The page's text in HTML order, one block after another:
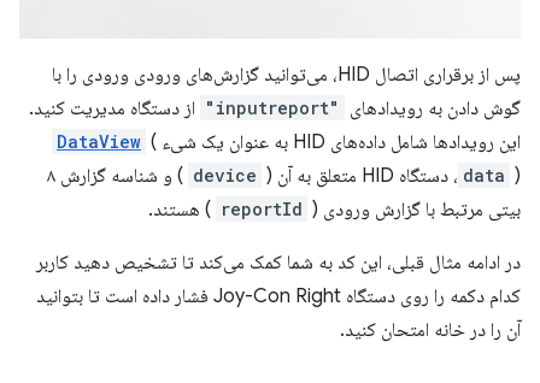
پس از برقراری اتصال HID، می‌توانید گزارش‌های ورودی ورودی را با
گوش دادن به رویدادهای
"inputreport"
از دستگاه مدیریت کنید.
این رویدادها شامل داده‌های HID به عنوان یک شیء
DataView (
data )، دستگاه HID متعلق به آن ( device
) و شناسه گزارش ۸
بیتی مرتبط با گزارش ورودی ( reportId ) هستند.
در ادامه مثال قبلی، این کد به شما کمک می‌کند تا تشخیص دهید کاربر
کدام دکمه را روی دستگاه Joy-Con Right فشار داده است تا بتوانید
آن را در خانه امتحان کنید.